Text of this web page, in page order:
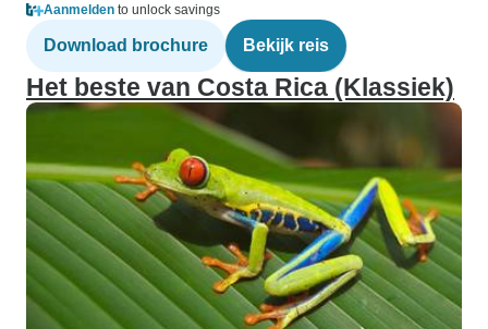
Aanmelden to unlock savings
Download brochure Bekijk reis
Het beste van Costa Rica (Klassiek)